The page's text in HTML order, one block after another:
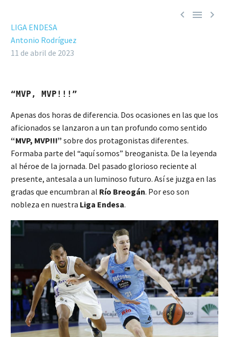
  
LIGA ENDESA
Antonio Rodríguez
11 de abril de 2023
“MVP, MVP!!!”
Apenas dos horas de diferencia. Dos ocasiones en las que los
aficionados se lanzaron a un tan profundo como sentido
“MVP, MVP!!!” sobre dos protagonistas diferentes.
Formaba parte del “aquí somos” breoganista. De la leyenda
al héroe de la jornada. Del pasado glorioso reciente al
presente, antesala a un luminoso futuro. Así se juzga en las
gradas que encumbran al Río Breogán. Por eso son
nobleza en nuestra Liga Endesa.